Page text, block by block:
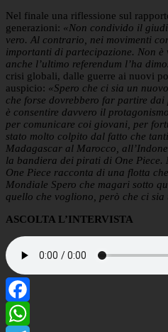
Nel finale una riflessione sul
generazioni: «Non condivido il
vero. Al contrario, nei movimenti
importanti di partecipazione. Non è
anche l’ultimo referendum l’ha
crisi globali, dalle guerre ai nuovi
auspicio: «Spero che ci sia un
che forse dovrebbero far partire
è consentire davvero il
per comunicare coi giovani, per
stato molto colpito dal fatto che
Madagascar al Marocco,
la bandiera dei pirati di One Piece.
One Piece racconta di una flotta
Mondiale Spero che magari sotto
quello che vogliono, però che ci
ASCOLTA L’INTERVISTA
Facebook